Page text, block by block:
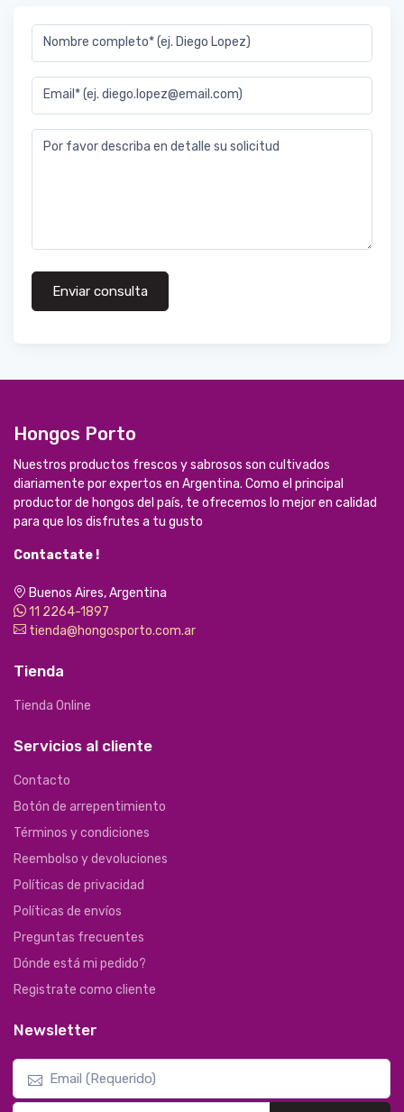
Nombre completo* (ej. Diego Lopez)
Email* (ej. diego.lopez@email.com)
Por favor describa en detalle su solicitud
Enviar consulta
Hongos Porto
Nuestros productos frescos y sabrosos son cultivados
diariamente por expertos en Argentina. Como el principal
productor de hongos del país, te ofrecemos lo mejor en calidad
para que los disfrutes a tu gusto
Contactate !
Buenos Aires, Argentina
11 2264-1897
tienda@hongosporto.com.ar
Tienda
Tienda Online
Servicios al cliente
Contacto
Botón de arrepentimiento
Términos y condiciones
Reembolso y devoluciones
Políticas de privacidad
Políticas de envíos
Preguntas frecuentes
Dónde está mi pedido?
Registrate como cliente
Newsletter